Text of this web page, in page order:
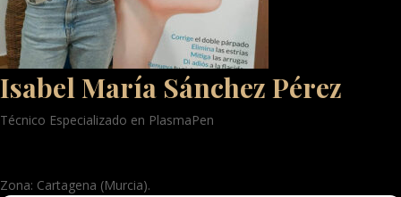
Isabel María Sánchez Pérez
Técnico Especializado en PlasmaPen
Zona: Cartagena (Murcia).